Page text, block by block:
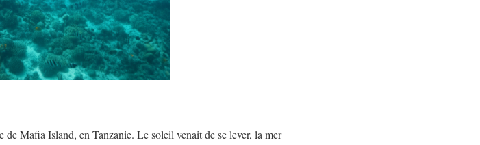
de Mafia Island, en Tanzanie. Le soleil venait de se lever, la mer